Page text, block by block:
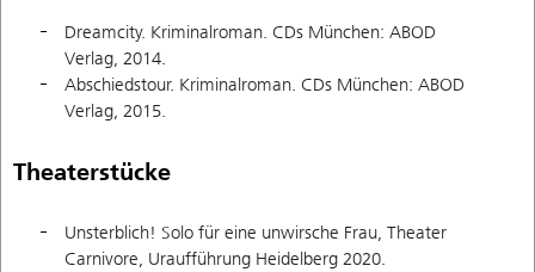
Dreamcity. Kriminalroman. CDs München: ABOD
Verlag, 2014.
Abschiedstour. Kriminalroman. CDs München: ABOD
Verlag, 2015.
Theaterstücke
Unsterblich! Solo für eine unwirsche Frau, Theater
Carnivore, Uraufführung Heidelberg 2020.